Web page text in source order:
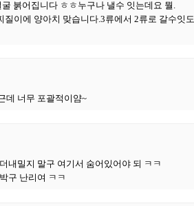
붉어집니다 ㅎㅎ누구나 낼수 잇는데요 뭘.
질이에 양아치 맞습니다.3류에서 2류로 갈수잇
데 너무 포괄적이얌~
내밀지 말구 여기서 숨어있어야 되 ㅋㅋ
구 난리여 ㅋㅋ